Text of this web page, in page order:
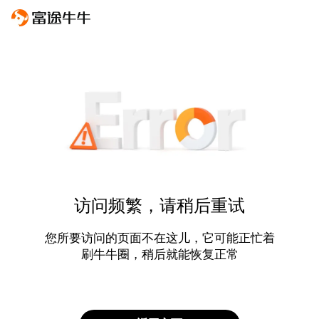
访问频繁，请稍后重试
您所要访问的页面不在这儿，它可能正忙着
刷牛牛圈，稍后就能恢复正常